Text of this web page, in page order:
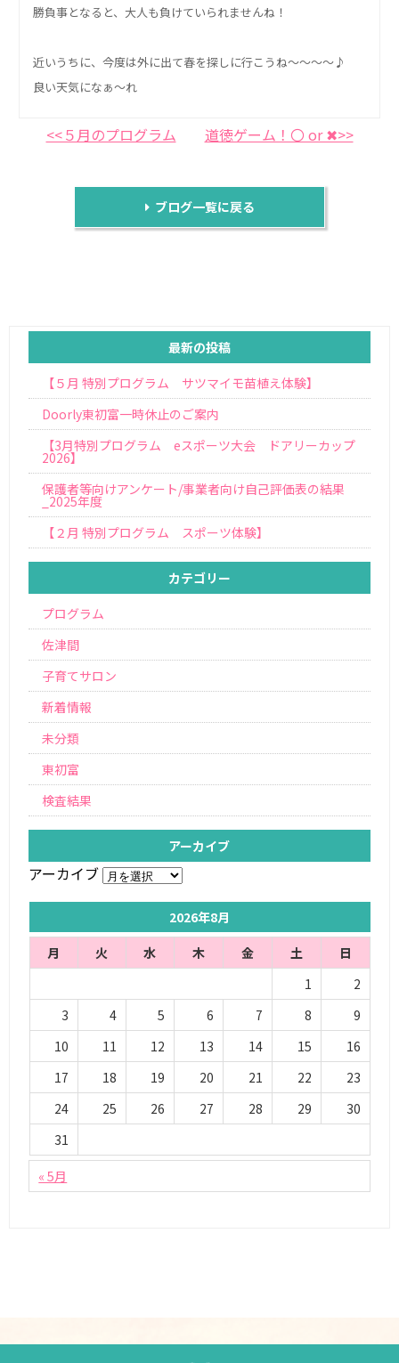
勝負事となると、大人も負けていられませんね！
近いうちに、今度は外に出て春を探しに行こうね～～～～♪
良い天気になぁ～れ
<<５月のプログラム 道徳ゲーム！〇 or ✖>>
ブログ一覧に戻る
最新の投稿
【５月 特別プログラム サツマイモ苗植え体験】
Doorly東初富一時休止のご案内
【3月特別プログラム eスポーツ大会 ドアリーカップ
2026】
保護者等向けアンケート/事業者向け自己評価表の結果
_2025年度
【２月 特別プログラム スポーツ体験】
カテゴリー
プログラム
佐津間
子育てサロン
新着情報
未分類
東初富
検査結果
アーカイブ
アーカイブ
2026年8月
月
火 水 木 金 土
日
1
2
3
4 5 6 7 8
9
10
11 12 13 14 15
16
17
18 19 20 21 22
23
24
25 26 27 28 29
30
31
« 5月